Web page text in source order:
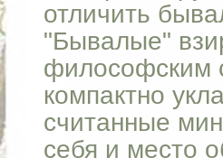
отличить
"Бывалые"
философским
компактно
считанные
себя и место